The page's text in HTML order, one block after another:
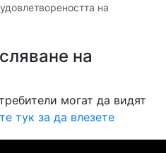
на
на
могат да видят
тук за да влезете